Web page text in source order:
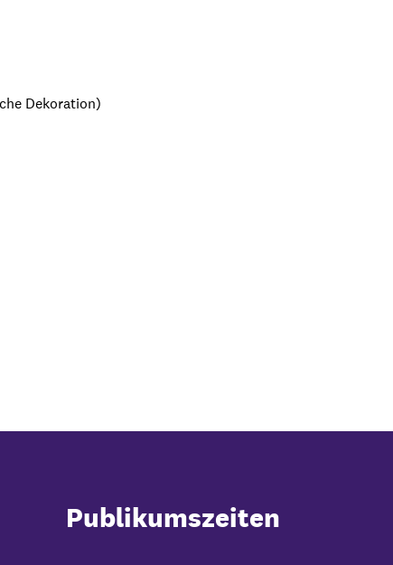
Dekoration)
Publikumszeiten